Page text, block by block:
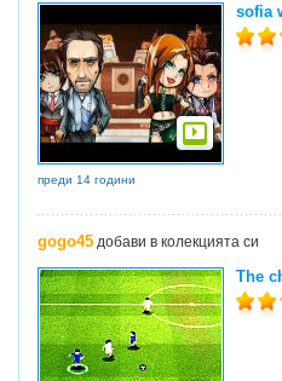
sofia
преди 14 години
gogo45 добави в колекцията си
The